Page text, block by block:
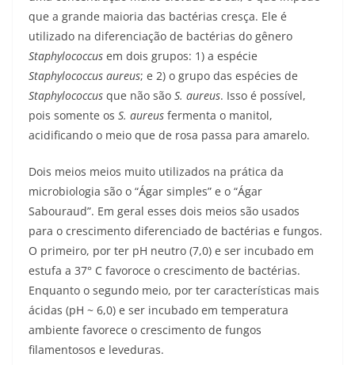
que a grande maioria das bactérias cresça. Ele é
utilizado na diferenciação de bactérias do gênero
Staphylococcus em dois grupos: 1) a espécie
Staphylococcus aureus; e 2) o grupo das espécies de
Staphylococcus que não são S. aureus. Isso é possível,
pois somente os S. aureus fermenta o manitol,
acidificando o meio que de rosa passa para amarelo.
Dois meios meios muito utilizados na prática da
microbiologia são o “Ágar simples” e o “Ágar
Sabouraud”. Em geral esses dois meios são usados
para o crescimento diferenciado de bactérias e fungos.
O primeiro, por ter pH neutro (7,0) e ser incubado em
estufa a 37° C favoroce o crescimento de bactérias.
Enquanto o segundo meio, por ter características mais
ácidas (pH ~ 6,0) e ser incubado em temperatura
ambiente favorece o crescimento de fungos
filamentosos e leveduras.